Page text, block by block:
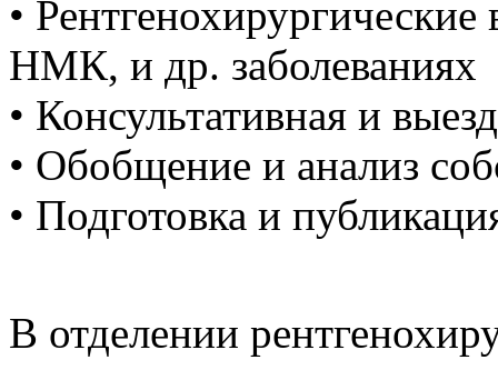
•
НМК, и др. заболеваниях
• Консультативная и
• Обобщение и анализ
• Подготовка и
В отделении